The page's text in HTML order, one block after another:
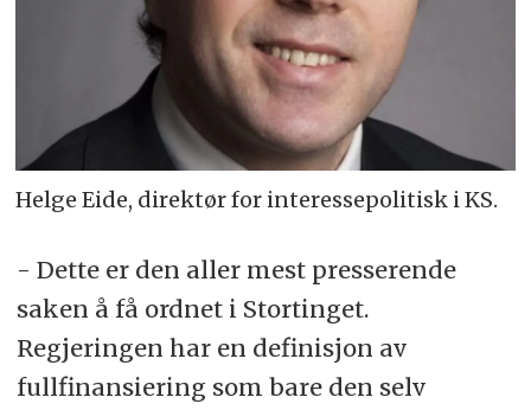
Helge Eide, direktør for interessepolitisk i KS.
- Dette er den aller mest presserende
saken å få ordnet i Stortinget.
Regjeringen har en definisjon av
fullfinansiering som bare den selv